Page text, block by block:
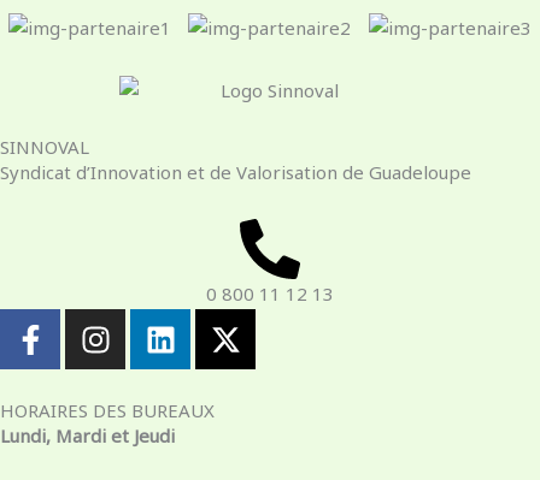
SINNOVAL
Syndicat d’Innovation et de Valorisation de Guadeloupe
0 800 11 12 13
F
a
c
e
b
I
n
s
t
a
L
i
n
k
e
X
-
t
HORAIRES DES BUREAUX
Lundi, Mardi et Jeudi